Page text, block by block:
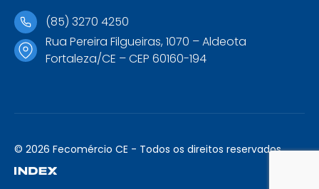
(85) 3270 4250
Rua Pereira Filgueiras, 1070 – Aldeota
Fortaleza/CE – CEP 60160-194
© 2026 Fecomércio CE - Todos os direitos reservados.